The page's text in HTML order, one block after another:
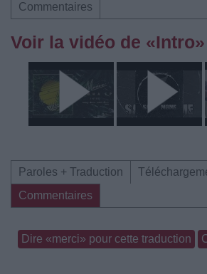
Commentaires
Voir la vidéo de «Intro»
Paroles + Traduction
Commentaires
Dire «merci» pour cette traduction